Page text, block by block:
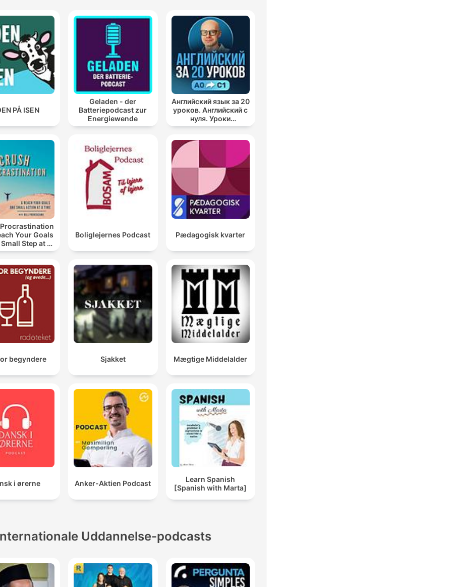
PÅ ISEN
Geladen - der
Batteriepodcast zur
Energiewende
Английский язык за 20
уроков. Английский с
нуля. Уроки
английского яз
Your Goals
Step at a
Time
Boliglejernes Podcast Pædagogisk kvarter
begyndere Sjakket Mægtige Middelalder
i ørerne Anker-Aktien Podcast
Learn Spanish
[Spanish with Marta]
Uddannelse-podcasts